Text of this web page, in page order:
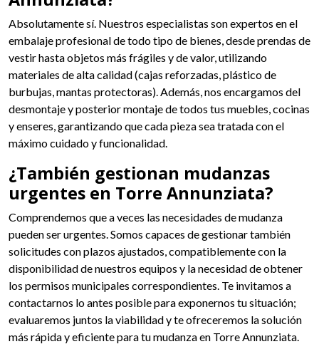
Absolutamente sí. Nuestros especialistas son expertos en el
embalaje profesional de todo tipo de bienes, desde prendas de
vestir hasta objetos más frágiles y de valor, utilizando
materiales de alta calidad (cajas reforzadas, plástico de
burbujas, mantas protectoras). Además, nos encargamos del
desmontaje y posterior montaje de todos tus muebles, cocinas
y enseres, garantizando que cada pieza sea tratada con el
máximo cuidado y funcionalidad.
¿También gestionan mudanzas
urgentes en Torre Annunziata?
Comprendemos que a veces las necesidades de mudanza
pueden ser urgentes. Somos capaces de gestionar también
solicitudes con plazos ajustados, compatiblemente con la
disponibilidad de nuestros equipos y la necesidad de obtener
los permisos municipales correspondientes. Te invitamos a
contactarnos lo antes posible para exponernos tu situación;
evaluaremos juntos la viabilidad y te ofreceremos la solución
más rápida y eficiente para tu mudanza en Torre Annunziata.